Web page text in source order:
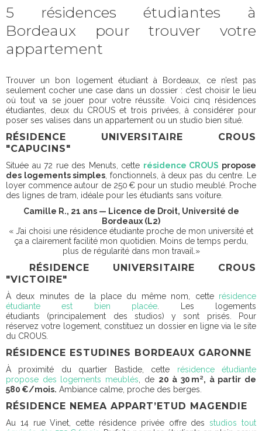
5 résidences étudiantes à
Bordeaux pour trouver votre
appartement
Trouver un bon logement étudiant à Bordeaux, ce n’est pas
seulement cocher une case dans un dossier : c’est choisir le lieu
où tout va se jouer pour votre réussite. Voici cinq résidences
étudiantes, deux du CROUS et trois privées, à considérer pour
poser ses valises dans un appartement ou un studio bien situé.
RÉSIDENCE UNIVERSITAIRE CROUS
"CAPUCINS"
Située au 72 rue des Menuts, cette résidence CROUS propose
des logements simples , fonctionnels, à deux pas du centre. Le
loyer commence autour de 250 € pour un studio meublé. Proche
des lignes de tram, idéale pour les étudiants sans voiture.
Camille R., 21 ans — Licence de Droit, Université de
Bordeaux (L2)
« J’ai choisi une résidence étudiante proche de mon université et
ça a clairement facilité mon quotidien. Moins de temps perdu,
plus de régularité dans mon travail.»
RÉSIDENCE UNIVERSITAIRE CROUS
"VICTOIRE"
À deux minutes de la place du même nom, cette résidence
étudiante est bien placée . Les logements
étudiants (principalement des studios) y sont prisés. Pour
réservez votre logement, constituez un dossier en ligne via le site
du CROUS.
RÉSIDENCE ESTUDINES BORDEAUX GARONNE
À proximité du quartier Bastide, cette résidence étudiante
propose des logements meublés , de 20 à 30 m², à partir de
580 €/mois. Ambiance calme, proche des berges.
RÉSIDENCE NEMEA APPART’ETUD MAGENDIE
Au 14 rue Vinet, cette résidence privée offre desstudios tout